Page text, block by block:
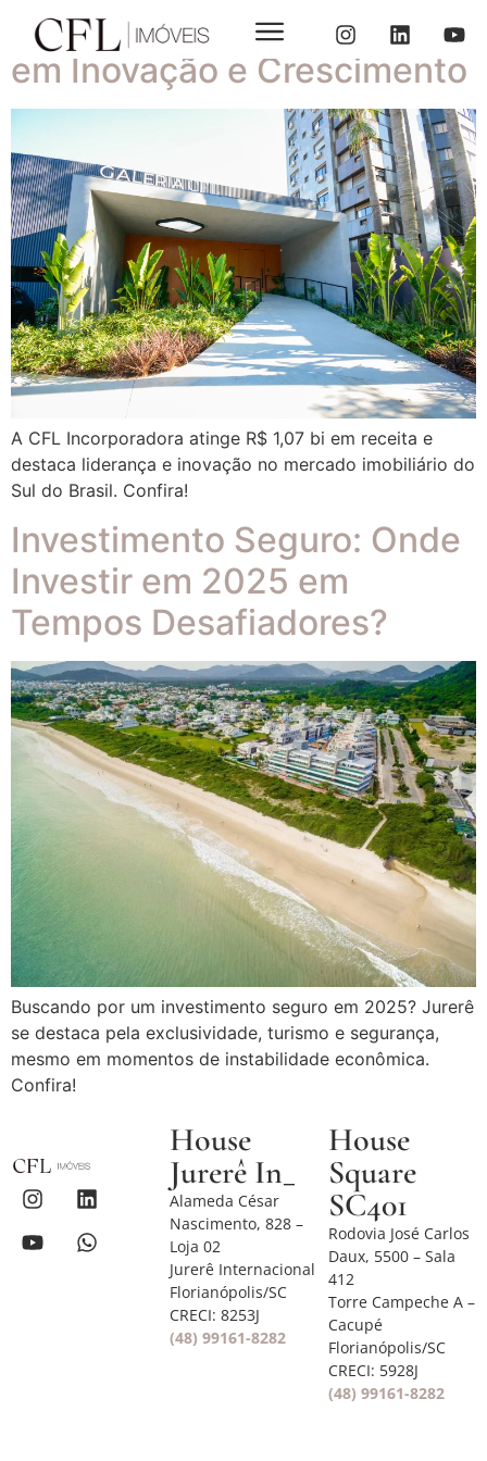
CFL Incorporadora: Líder
em Inovação e Crescimento
A CFL Incorporadora atinge R$ 1,07 bi em receita e
destaca liderança e inovação no mercado imobiliário do
Sul do Brasil. Confira!
Investimento Seguro: Onde
Investir em 2025 em
Tempos Desafiadores?
Buscando por um investimento seguro em 2025? Jurerê
se destaca pela exclusividade, turismo e segurança,
mesmo em momentos de instabilidade econômica.
Confira!
House
Jurerê In_
Alameda César
Nascimento, 828 –
Loja 02
Jurerê Internacional
Florianópolis/SC
CRECI: 8253J
(48) 99161-8282
House
Square
SC401
Rodovia José Carlos
Daux, 5500 – Sala
412
Torre Campeche A –
Cacupé
Florianópolis/SC
CRECI: 5928J
(48) 99161-8282